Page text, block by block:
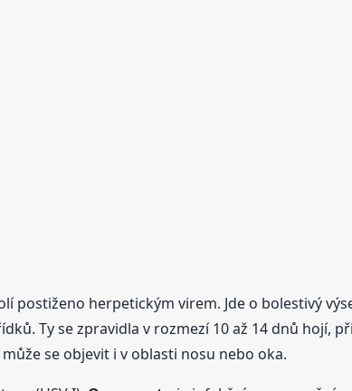
postiženo herpetickým virem. Jde o bolestivý
Ty se zpravidla v rozmezí 10 až 14 dnů hojí,
může se objevit i v oblasti nosu nebo oka.